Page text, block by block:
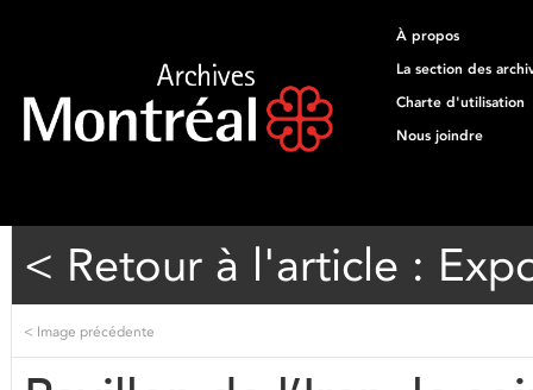
À propos
La section des
Charte d'utilisation
Nous joindre
< Retour à l'article :
< Image précédente